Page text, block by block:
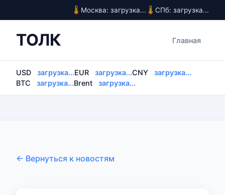
Москва: загрузка... СПб: загрузка...
ТОЛК Главная
USD загрузка...EUR загрузка...CNY
загрузка...
BTC
загрузка...Brent загрузка...
← Вернуться к новостям